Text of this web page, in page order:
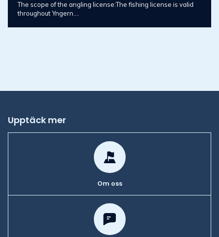
The scope of the angling license:The fishing license is valid
throughout Yngern....
Upptäck mer
Om oss